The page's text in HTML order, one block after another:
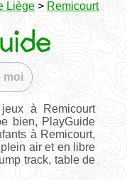
Liège > Remicourt
moi
à Remicourt
bien, PlayGuide
à Remicourt,
air et en libre
track, table de